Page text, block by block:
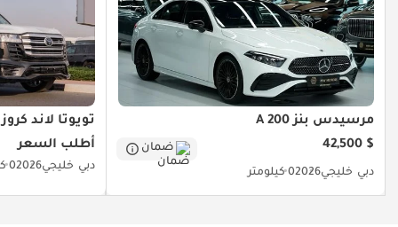
مرسيدس بنز A 200
$ 42,500
ضمان
دبي خليجي20260 كيلومتر
تويوتا لاند
أطلب السعر
دبي خليجي20260 كيلومتر